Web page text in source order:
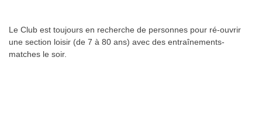
Le Club est toujours en recherche de personnes pour ré-ouvrir
une section loisir (de 7 à 80 ans) avec des entraînements-
matches le soir.